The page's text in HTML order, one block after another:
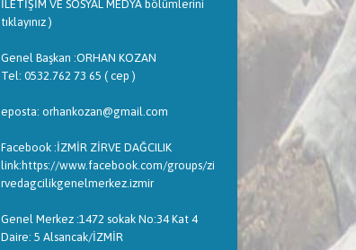
İLETİŞİM VE SOSYAL MEDYA bölümlerini
tıklayınız )
Genel Başkan :ORHAN KOZAN
Tel: 0532.762 73 65 ( cep )
eposta: orhankozan@gmail.com
Facebook :İZMİR ZİRVE DAĞCILIK
link:https://www.facebook.com/groups/zi
rvedagcilikgenelmerkez.izmir
Genel Merkez :1472 sokak No:34 Kat 4
Daire: 5 Alsancak/İZMİR